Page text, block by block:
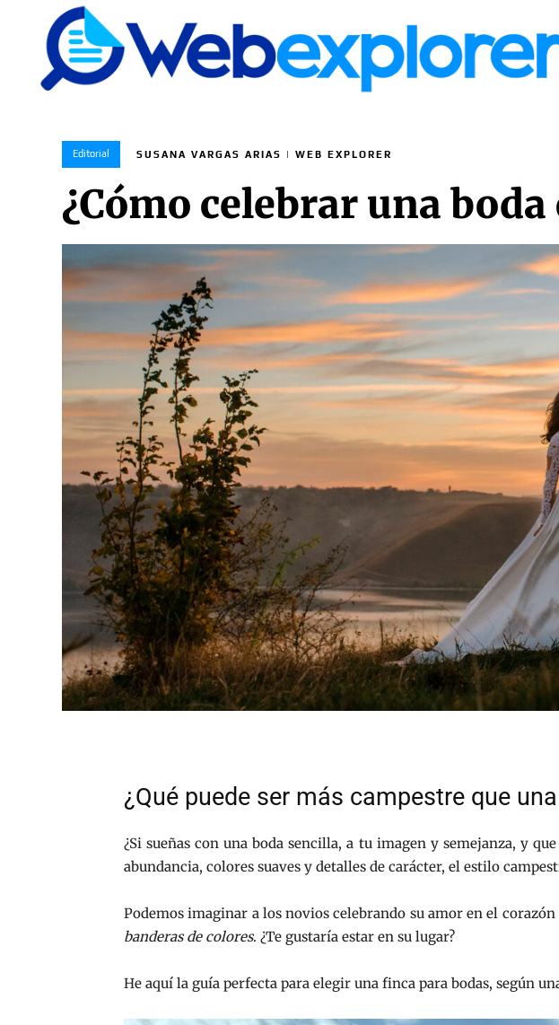
Editorial SUSANA VARGAS ARIAS | WEB EXPLORER
¿Cómo celebrar una
¿Qué puede ser más campestre que
¿Si sueñas con una boda sencilla, a tu imagen y semejanza, y
abundancia, colores suaves y detalles de carácter, el estilo
Podemos imaginar a los novios celebrando su amor en el
banderas de colores. ¿Te gustaría estar en su lugar?
He aquí la guía perfecta para elegir una finca para bodas, según